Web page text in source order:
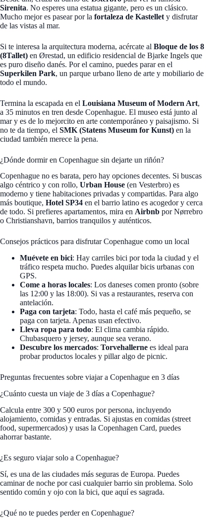
Sirenita. No esperes una estatua gigante, pero es un clásico.
Mucho mejor es pasear por la fortaleza de Kastellet y disfrutar
de las vistas al mar.
Si te interesa la arquitectura moderna, acércate al Bloque de los 8
(8Tallet) en Ørestad, un edificio residencial de Bjarke Ingels que
es puro diseño danés. Por el camino, puedes parar en el
Superkilen Park, un parque urbano lleno de arte y mobiliario de
todo el mundo.
Termina la escapada en el Louisiana Museum of Modern Art,
a 35 minutos en tren desde Copenhague. El museo está junto al
mar y es de lo mejorcito en arte contemporáneo y paisajismo. Si
no te da tiempo, el SMK (Statens Museum for Kunst) en la
ciudad también merece la pena.
¿Dónde dormir en Copenhague sin dejarte un riñón?
Copenhague no es barata, pero hay opciones decentes. Si buscas
algo céntrico y con rollo, Urban House (en Vesterbro) es
moderno y tiene habitaciones privadas y compartidas. Para algo
más boutique, Hotel SP34 en el barrio latino es acogedor y cerca
de todo. Si prefieres apartamentos, mira en Airbnb por Nørrebro
o Christianshavn, barrios tranquilos y auténticos.
Consejos prácticos para disfrutar Copenhague como un local
Muévete en bici: Hay carriles bici por toda la ciudad y el
tráfico respeta mucho. Puedes alquilar bicis urbanas con
GPS.
Come a horas locales: Los daneses comen pronto (sobre
las 12:00 y las 18:00). Si vas a restaurantes, reserva con
antelación.
Paga con tarjeta: Todo, hasta el café más pequeño, se
paga con tarjeta. Apenas usan efectivo.
Lleva ropa para todo: El clima cambia rápido.
Chubasquero y jersey, aunque sea verano.
Descubre los mercados: Torvehallerne es ideal para
probar productos locales y pillar algo de picnic.
Preguntas frecuentes sobre viajar a Copenhague en 3 días
¿Cuánto cuesta un viaje de 3 días a Copenhague?
Calcula entre 300 y 500 euros por persona, incluyendo
alojamiento, comidas y entradas. Si ajustas en comidas (street
food, supermercados) y usas la Copenhagen Card, puedes
ahorrar bastante.
¿Es seguro viajar solo a Copenhague?
Sí, es una de las ciudades más seguras de Europa. Puedes
caminar de noche por casi cualquier barrio sin problema. Solo
sentido común y ojo con la bici, que aquí es sagrada.
¿Qué no te puedes perder en Copenhague?